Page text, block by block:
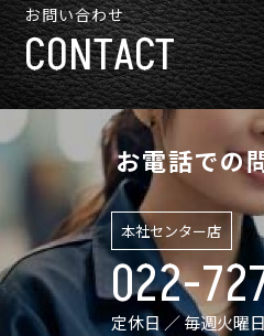
お問い合わせ
CONTACT
お電話での
本社センター店
022-
定休日 ／ 毎週火曜